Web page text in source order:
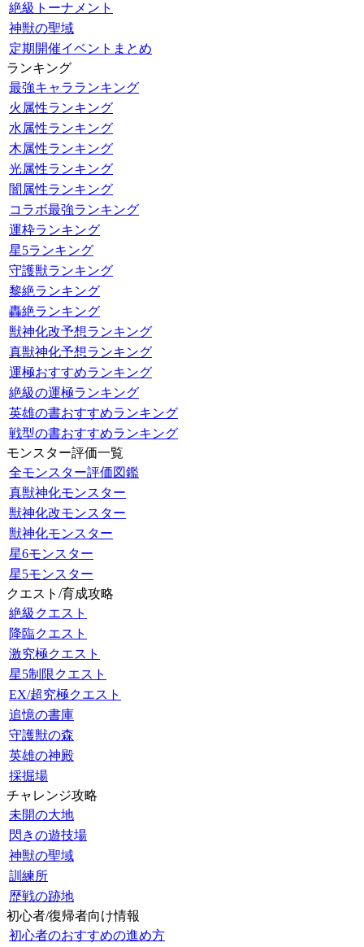
絶級トーナメント
神獣の聖域
定期開催イベントまとめ
ランキング
最強キャラランキング
火属性ランキング
水属性ランキング
木属性ランキング
光属性ランキング
闇属性ランキング
コラボ最強ランキング
運枠ランキング
星5ランキング
守護獣ランキング
黎絶ランキング
轟絶ランキング
獣神化改予想ランキング
真獣神化予想ランキング
運極おすすめランキング
絶級の運極ランキング
英雄の書おすすめランキング
戦型の書おすすめランキング
モンスター評価一覧
全モンスター評価図鑑
真獣神化モンスター
獣神化改モンスター
獣神化モンスター
星6モンスター
星5モンスター
クエスト/育成攻略
絶級クエスト
降臨クエスト
激究極クエスト
星5制限クエスト
EX/超究極クエスト
追憶の書庫
守護獣の森
英雄の神殿
採掘場
チャレンジ攻略
未開の大地
閃きの遊技場
神獣の聖域
訓練所
歴戦の跡地
初心者/復帰者向け情報
初心者のおすすめの進め方